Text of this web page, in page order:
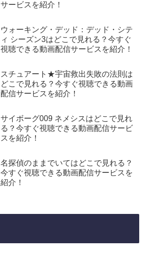
サービスを紹介！
ウォーキング・デッド：デッド・シテ
ィ シーズン3はどこで見れる？今すぐ
視聴できる動画配信サービスを紹介！
スチュアート★宇宙救出失敗の法則は
どこで見れる？今すぐ視聴できる動画
配信サービスを紹介！
サイボーグ009 ネメシスはどこで見れ
る？今すぐ視聴できる動画配信サービ
スを紹介！
名探偵のままでいてはどこで見れる？
今すぐ視聴できる動画配信サービスを
紹介！